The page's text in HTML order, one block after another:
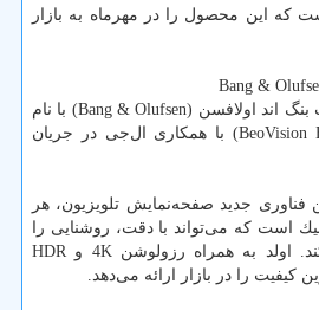
كه این محصول را در مهرماه به بازار
اولین تلویزیون اولد شركت بنگ اند اولافسن (Bang & Olufsen) با نام
بیوویژن ایكیلیپس (BeoVision Eclipse) با همكاری ال‌جی در جریان
فناوری جدید صفحه‌نمایش تلویزیون، هر
است كه می‌تواند با دقت، روشنایی را
از سیاه تا سفید كنترل كند. اولد به همراه رزولوشن 4K و HDR
كیفیت را در بازار ارائه می‌دهد.